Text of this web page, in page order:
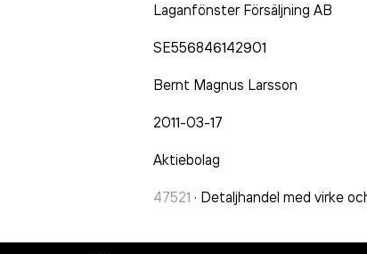
Laganfönster Försäljning AB
SE556846142901
Bernt Magnus Larsson
2011-03-17
Aktiebolag
47521 · Detaljhandel med virke